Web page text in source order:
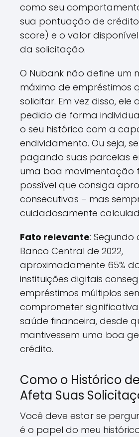
como seu
sua pontuação de
score) e o valor
da solicitação.
O Nubank não define um
máximo de empréstimos
solicitar. Em vez disso, ele
pedido de forma
o seu histórico com a
endividamento. Ou seja,
pagando suas parcelas
uma boa movimentação
possível que consiga
consecutivas – mas
cuidadosamente
Fato relevante:
Banco Central de 2022,
aproximadamente 65%
instituições digitais
empréstimos múltiplos
comprometer
saúde financeira, desde
mantivessem uma boa
crédito.
Como o Histórico
Afeta Suas
Você deve estar se
é o papel do meu